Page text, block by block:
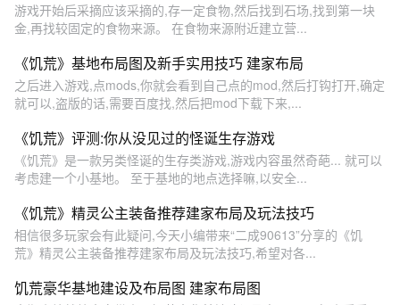
游戏开始后采摘应该采摘的,存一定食物,然后找到石场,找到第一块
金,再找较固定的食物来源。 在食物来源附近建立营...
《饥荒》基地布局图及新手实用技巧 建家布局
之后进入游戏,点mods,你就会看到自己点的mod,然后打钩打开,确定
就可以,盗版的话,需要百度找,然后把mod下载下来,...
《饥荒》评测:你从没见过的怪诞生存游戏
《饥荒》是一款另类怪诞的生存类游戏,游戏内容虽然奇葩... 就可以
考虑建一个小基地。 至于基地的地点选择嘛,以安全...
《饥荒》精灵公主装备推荐建家布局及玩法技巧
相信很多玩家会有此疑问,今天小编带来“二成90613”分享的《饥
荒》精灵公主装备推荐建家布局及玩法技巧,希望对各...
饥荒豪华基地建设及布局图 建家布局图